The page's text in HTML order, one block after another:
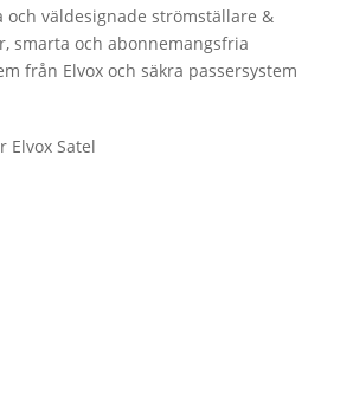
och väldesignade strömställare &
smarta och abonnemangsfria
från Elvox och säkra passersystem